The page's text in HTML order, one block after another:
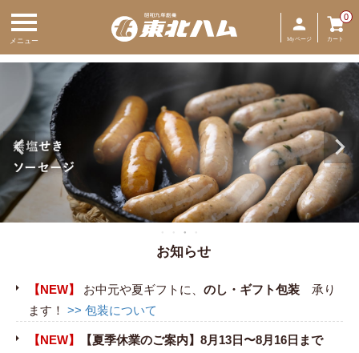
メニュー Myページ カート
0
お知らせ
【NEW】 お中元や夏ギフトに、 のし・ギフト包装 承り
ます！ >> 包装について
【NEW】
【夏季休業のご案内】8月13日〜8月16日まで